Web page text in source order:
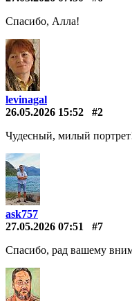
Спасибо, Алла!
levinagal
26.05.2026 15:52
#2
Чудесный, милый
ask757
27.05.2026 07:51
#7
Спасибо, рад вашему